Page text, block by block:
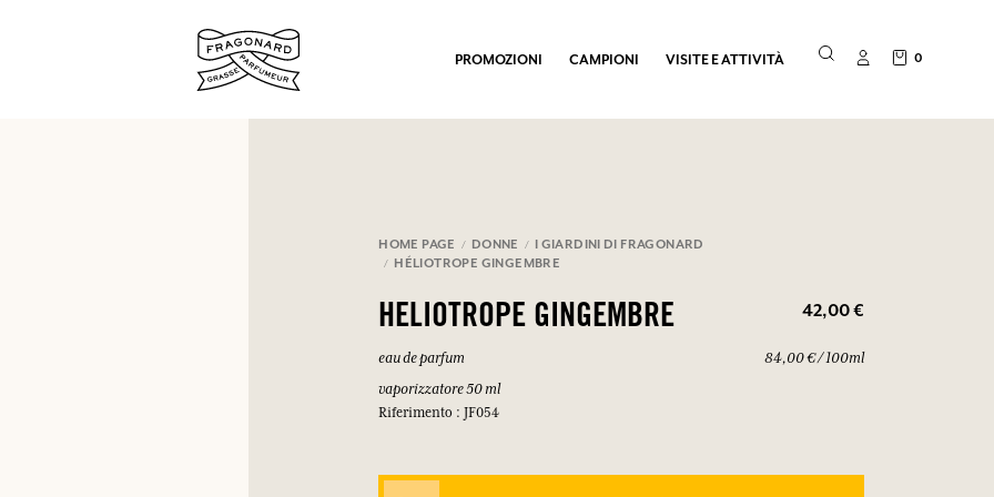
PROMOZIONI CAMPIONI VISITE E ATTIVITÀ 0
HOME PAGE DONNE
I GIARDINI DI FRAGONARD
HÉLIOTROPE GINGEMBRE
HELIOTROPE GINGEMBRE 42,00 €
eau de parfum
vaporizzatore 50 ml
Riferimento : JF054
84,00 € / 100ml